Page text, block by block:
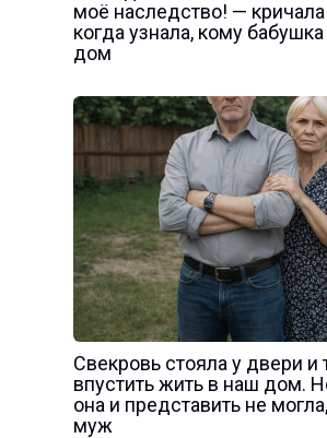
моё наследство! —
когда узнала, кому
дом
Свекровь стояла у двери и
впустить жить в наш дом.
она и представить не
муж